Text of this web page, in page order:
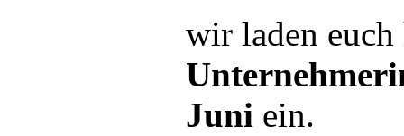
wir laden
Juni ein.